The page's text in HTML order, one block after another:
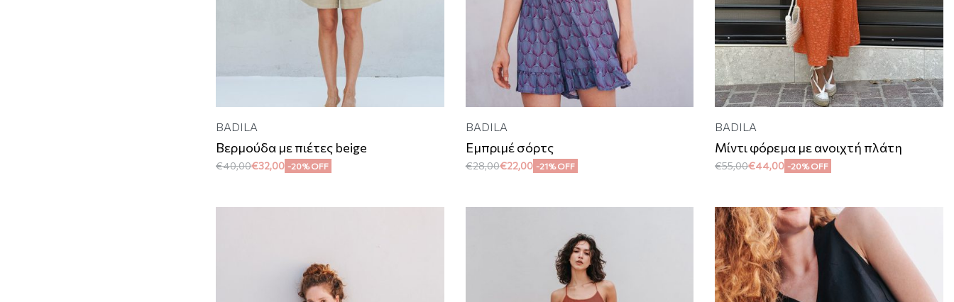
BADILA
Βερμούδα με πιέτες beige
€40,00€32,00 -20% OFF
BADILA
Εμπριμέ σόρτς
€28,00€22,00 -21% OFF
BADILA
Μίντι φόρεμα με ανοιχτή πλάτη
€55,00€44,00 -20% OFF